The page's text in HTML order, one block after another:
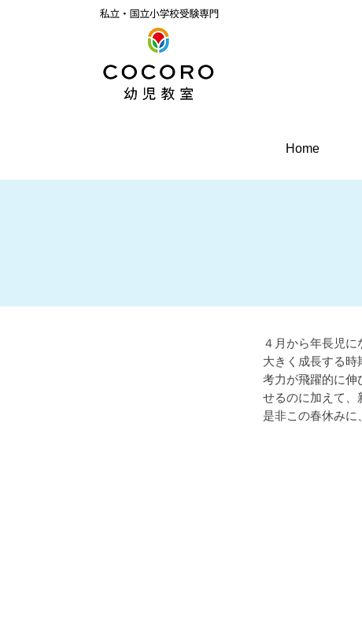
Home
４月から年長児
大きく成長する
考力が飛躍的に伸
せるのに加えて、
是非この春休みに